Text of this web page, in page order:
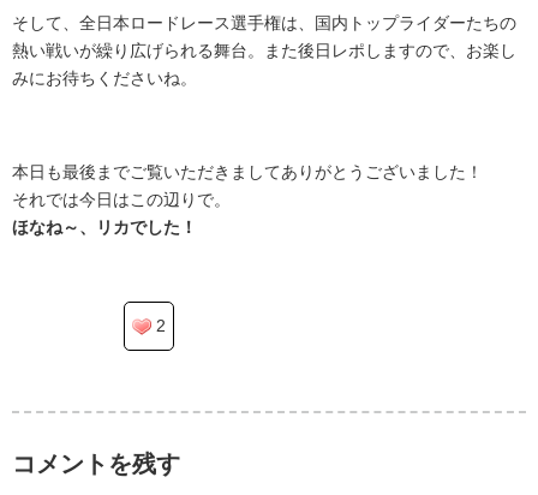
そして、全日本ロードレース選手権は、国内トップライダーたちの
熱い戦いが繰り広げられる舞台。また後日レポしますので、お楽し
みにお待ちくださいね。
本日も最後までご覧いただきましてありがとうございました！
それでは今日はこの辺りで。
ほなね～、リカでした！
2
コメントを残す